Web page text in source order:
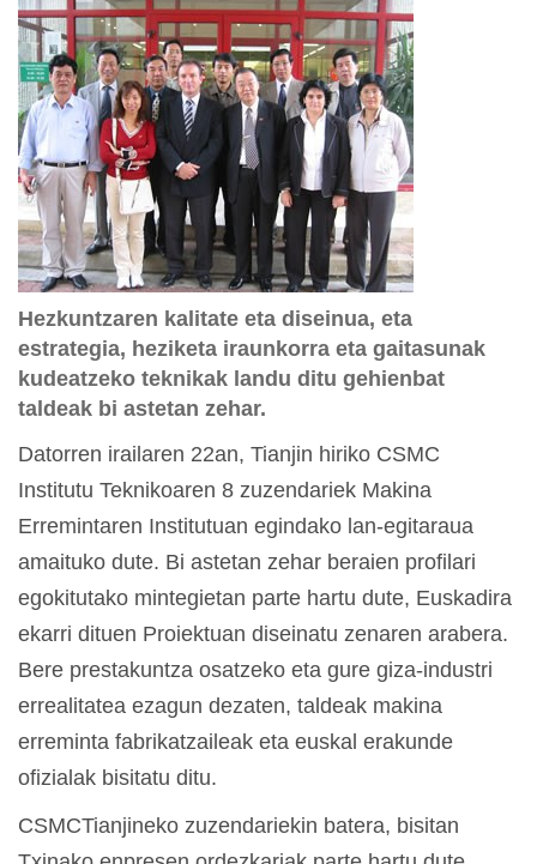
Hezkuntzaren kalitate eta diseinua, eta
estrategia, heziketa iraunkorra eta gaitasunak
kudeatzeko teknikak landu ditu gehienbat
taldeak bi astetan zehar.
Datorren irailaren 22an, Tianjin hiriko CSMC
Institutu Teknikoaren 8 zuzendariek Makina
Erremintaren Institutuan egindako lan-egitaraua
amaituko dute. Bi astetan zehar beraien profilari
egokitutako mintegietan parte hartu dute, Euskadira
ekarri dituen Proiektuan diseinatu zenaren arabera.
Bere prestakuntza osatzeko eta gure giza-industri
errealitatea ezagun dezaten, taldeak makina
erreminta fabrikatzaileak eta euskal erakunde
ofizialak bisitatu ditu.
CSMCTianjineko zuzendariekin batera, bisitan